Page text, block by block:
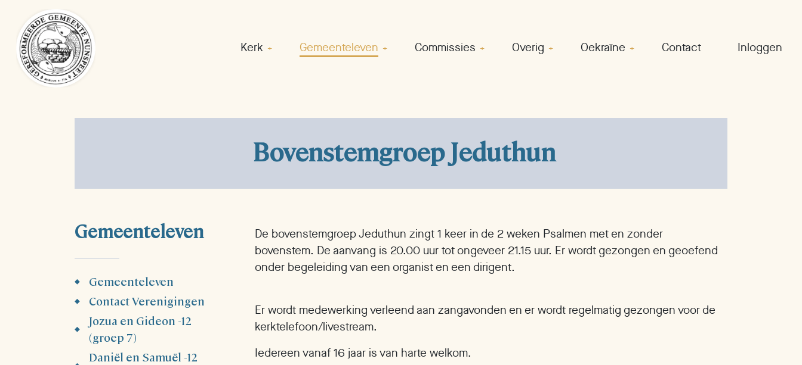
Kerk Gemeenteleven Commissies Overig Oekraïne Contact Inloggen
Bovenstemgroep Jeduthun
Gemeenteleven
Gemeenteleven
Contact Verenigingen
Jozua en Gideon -12
(groep 7)
Daniël en Samuël -12
De bovenstemgroep Jeduthun zingt 1 keer in de 2 weken Psalmen met en zonder
bovenstem. De aanvang is 20.00 uur tot ongeveer 21.15 uur. Er wordt gezongen en geoefend
onder begeleiding van een organist en een dirigent.
Er wordt medewerking verleend aan zangavonden en er wordt regelmatig gezongen voor de
kerktelefoon/livestream.
Iedereen vanaf 16 jaar is van harte welkom.